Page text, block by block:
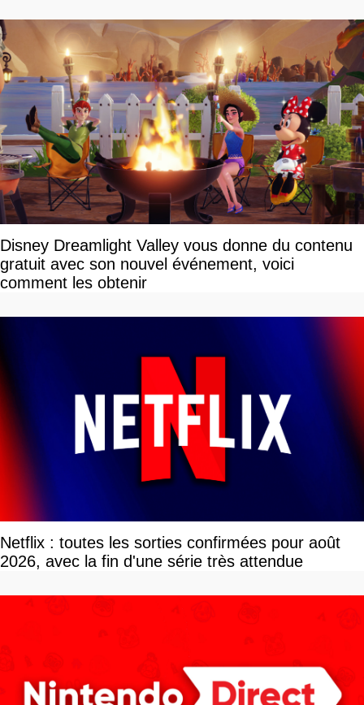
Disney Dreamlight Valley vous donne du contenu
gratuit avec son nouvel événement, voici
comment les obtenir
Netflix : toutes les sorties confirmées pour août
2026, avec la fin d'une série très attendue